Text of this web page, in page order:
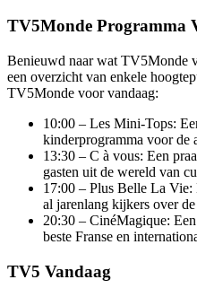
TV5Monde Programma
Benieuwd naar wat TV5Monde
een overzicht van enkele
TV5Monde voor vandaag:
10:00 – Les Mini-Tops:
kinderprogramma voor de
13:30 – C à vous: Een
gasten uit de wereld van
17:00 – Plus Belle La Vie:
al jarenlang kijkers over
20:30 – CinéMagique:
beste Franse en
TV5 Vandaag